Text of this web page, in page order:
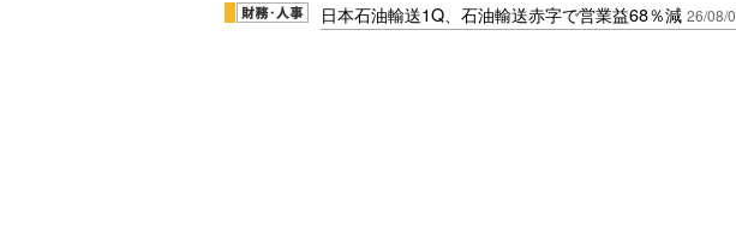
日本石油輸送1Q、石油輸送赤字で営業益68％減 26/08/